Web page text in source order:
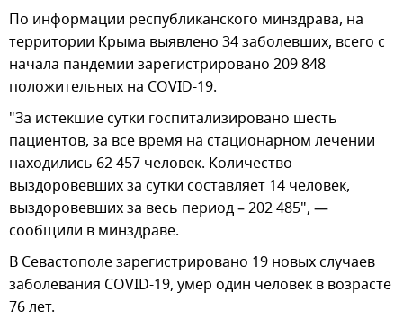
По информации республиканского минздрава, на
территории Крыма выявлено 34 заболевших, всего с
начала пандемии зарегистрировано 209 848
положительных на COVID-19.
"За истекшие сутки госпитализировано шесть
пациентов, за все время на стационарном лечении
находились 62 457 человек. Количество
выздоровевших за сутки составляет 14 человек,
выздоровевших за весь период – 202 485", —
сообщили в минздраве.
В Севастополе зарегистрировано 19 новых случаев
заболевания COVID-19, умер один человек в возрасте
76 лет.